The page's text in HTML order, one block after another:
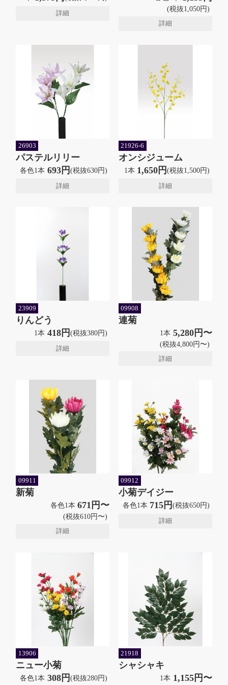
詳細
(税抜1,050円)
詳細
26903
パステルリリー
各色1本 693円(税抜630円)
詳細
21926-6
オンシジューム
1本 1,650円(税抜1,500円)
詳細
23909
りんどう
1本 418円(税抜380円)
詳細
09908
連菊
1本 5,280円〜
(税抜4,800円〜)
詳細
09911
新菊
各色1本 671円〜
(税抜610円〜)
詳細
09912
小菊デイジー
各色1本 715円(税抜650円)
詳細
13906
ニュー小菊
各色1本 308円(税抜280円)
21918
シャシャキ
1本 1,155円〜